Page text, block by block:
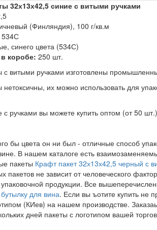
32х13х42,5 синие с витыми ручками
(Финляндия), 100 г/кв.м
534С
синего цвета (534С)
коробе: 250 шт.
с витыми ручками изготовлены
их можно использовать для
ручками вы можете купить оптом (от 50
бы цвета он ни был - отличные способ
В нашем каталоге есть
пакеты Крафт пакет 32х13х42,5 черный с
пакетов не зависит от человеческого
упаковочной продукции. Все
для вина. Если вы ъотите купить не
(КИев) на нашем производстве.
дней пакеты с логотипом вашей